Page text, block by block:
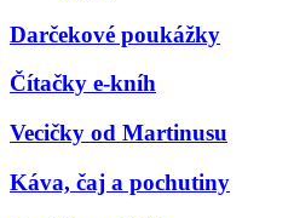
Darčekové poukážky
Čítačky e-kníh
Vecičky od Martinusu
Káva, čaj a pochutiny